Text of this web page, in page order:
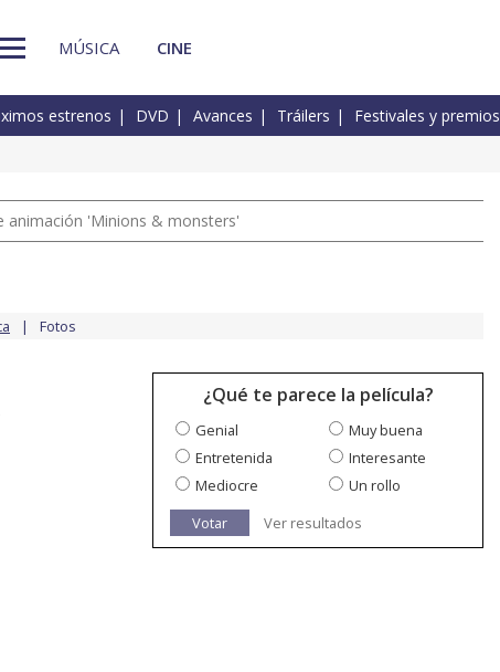
MÚSICA CINE
estrenos DVD Avances Tráilers Festivales y premios
animación 'Minions & monsters'
Fotos
¿Qué te parece la película?
Genial
Muy buena
Entretenida
Interesante
Mediocre
Un rollo
Votar
Ver resultados